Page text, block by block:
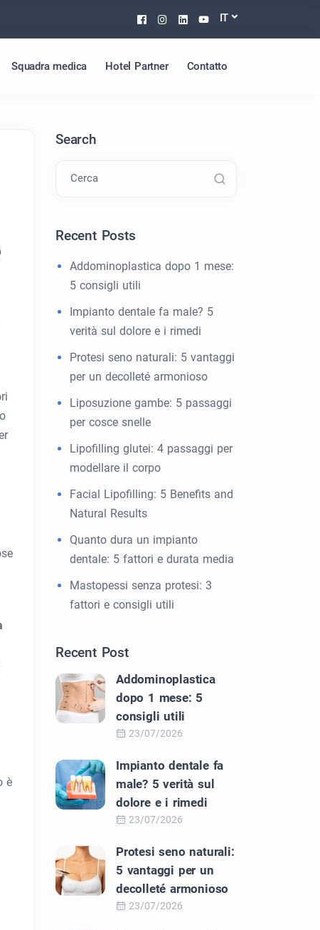
Facebook
Instagram
Linkedin
Youtube
IT
Squadra medica Hotel Partner Contatto
è
Search
Cerca
Recent Posts
Addominoplastica dopo 1 mese:
5 consigli utili
Impianto dentale fa male? 5
verità sul dolore e i rimedi
Protesi seno naturali: 5 vantaggi
per un decolleté armonioso
Liposuzione gambe: 5 passaggi
per cosce snelle
Lipofilling glutei: 4 passaggi per
modellare il corpo
Facial Lipofilling: 5 Benefits and
Natural Results
Quanto dura un impianto
dentale: 5 fattori e durata media
Mastopessi senza protesi: 3
fattori e consigli utili
Recent Post
Addominoplastica
dopo 1 mese: 5
consigli utili
23/07/2026
Impianto dentale fa
male? 5 verità sul
dolore e i rimedi
23/07/2026
Protesi seno naturali:
5 vantaggi per un
decolleté armonioso
23/07/2026